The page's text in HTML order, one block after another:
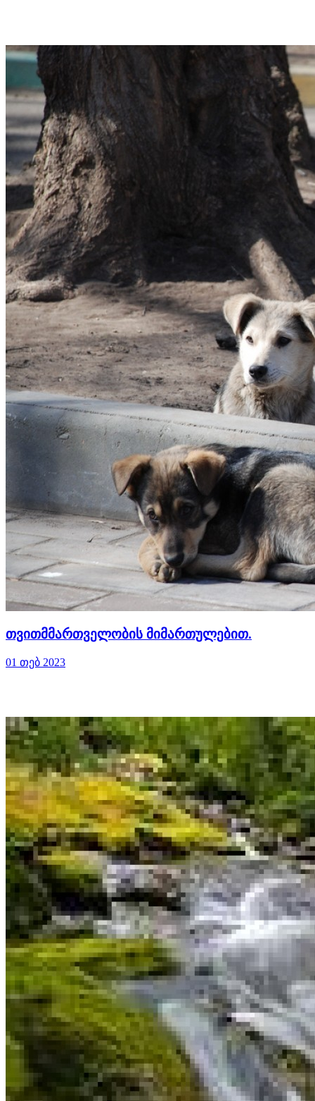
თვითმმართველობის მიმართულებით.
01 თებ 2023